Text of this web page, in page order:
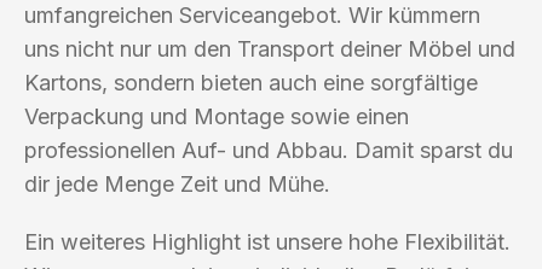
umfangreichen Serviceangebot. Wir kümmern
uns nicht nur um den Transport deiner Möbel und
Kartons, sondern bieten auch eine sorgfältige
Verpackung und Montage sowie einen
professionellen Auf- und Abbau. Damit sparst du
dir jede Menge Zeit und Mühe.
Ein weiteres Highlight ist unsere hohe Flexibilität.